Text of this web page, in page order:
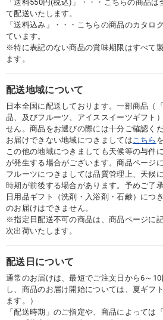
「送料550円(税込)」・・・こちらの商品
て配送いたします。
「送料込み」・・・こちらの商品のカタロ
ています。
※特に表記のない商品の賞味期限はすべて
ます。
配送地域について
日本全国に配送しております。一部商品（
品、及びフルーツ、アイススイーツギフト
せん。商品をお選びの際には十分ご確認くだ
お届けできない地域につきましては こちら
この他の地域につきましても天候等の与件
が発生する場合がございます。商品ページ
フルーツにつきましては品質管理上、天候
時期が前後する場合があります。予めご了承
日用品ギフト（洗剤・入浴剤・石鹸）につ
のお届けはできません。
※指定日配送不可の商品は、商品ページに
次出荷いたします。
配送日について
通常のお届けは、最短でご注文日から6～
し、商品のお届け開始については、夏ギフ
ます。）
「配送時期」のご指定や、商品によっては